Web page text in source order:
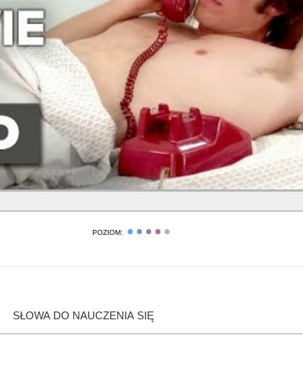
POZIOM:
SŁOWA DO NAUCZENIA SIĘ